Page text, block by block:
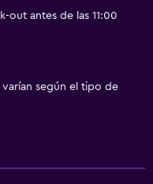
out antes de las 11:00
según el tipo de